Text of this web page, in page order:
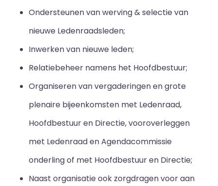
Ondersteunen van werving & selectie van
nieuwe Ledenraadsleden;
Inwerken van nieuwe leden;
Relatiebeheer namens het Hoofdbestuur;
Organiseren van vergaderingen en grote
plenaire bijeenkomsten met Ledenraad,
Hoofdbestuur en Directie, vooroverleggen
met Ledenraad en Agendacommissie
onderling of met Hoofdbestuur en Directie;
Naast organisatie ook zorgdragen voor aan